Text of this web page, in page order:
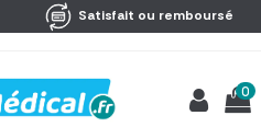
Satisfait ou remboursé
0